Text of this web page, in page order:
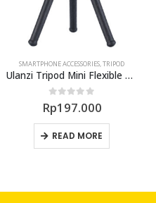
SMARTPHONE ACCESSORIES,TRIPOD
Ulanzi Tripod Mini Flexible + Ballhead MT-07
0 out of 5
Rp197.000
READ MORE